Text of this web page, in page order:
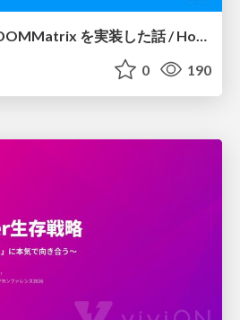
0 190